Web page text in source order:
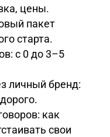
цены.
пакет
старта.
с 0 до 3–5
личный бренд:
как
свои